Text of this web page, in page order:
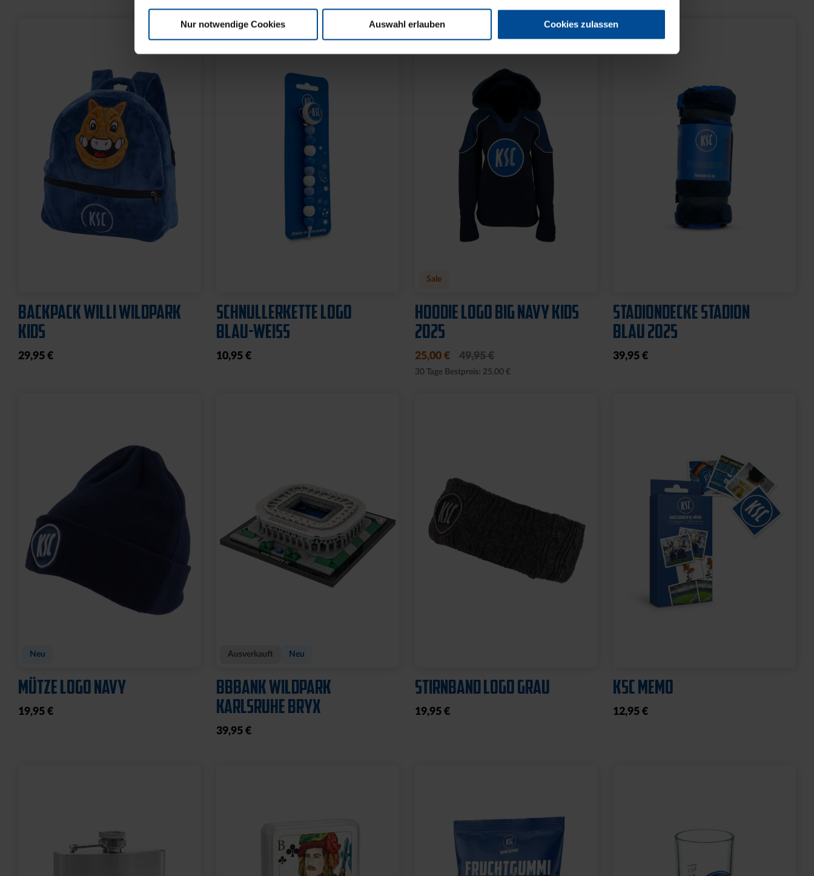
Nur notwendige Cookies Auswahl erlauben Cookies zulassen
BACKPACK WILLI WILDPARK
KIDS
29,95 €
SCHNULLERKETTE LOGO
BLAU-WEISS
10,95 €
Sale
HOODIE LOGO BIG NAVY KIDS
2025
25,00 € 49,95 €
30 Tage Bestpreis: 25,00 €
STADIONDECKE STADION
BLAU 2025
39,95 €
Neu
MÜTZE LOGO NAVY
19,95 €
Ausverkauft Neu
BBBANK WILDPARK
KARLSRUHE BRYX
39,95 €
STIRNBAND LOGO GRAU
19,95 €
KSC MEMO
12,95 €